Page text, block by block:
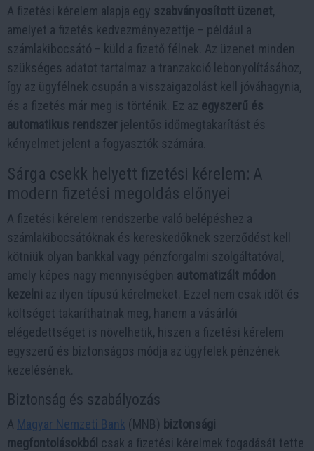
A fizetési kérelem alapja egy szabványosított üzenet,
amelyet a fizetés kedvezményezettje – például a
számlakibocsátó – küld a fizető félnek. Az üzenet minden
szükséges adatot tartalmaz a tranzakció lebonyolításához,
így az ügyfélnek csupán a visszaigazolást kell jóváhagynia,
és a fizetés már meg is történik. Ez az egyszerű és
automatikus rendszer jelentős időmegtakarítást és
kényelmet jelent a fogyasztók számára.
Sárga csekk helyett fizetési kérelem: A
modern fizetési megoldás előnyei
A fizetési kérelem rendszerbe való belépéshez a
számlakibocsátóknak és kereskedőknek szerződést kell
kötniük olyan bankkal vagy pénzforgalmi szolgáltatóval,
amely képes nagy mennyiségben automatizált módon
kezelni az ilyen típusú kérelmeket. Ezzel nem csak időt és
költséget takaríthatnak meg, hanem a vásárlói
elégedettséget is növelhetik, hiszen a fizetési kérelem
egyszerű és biztonságos módja az ügyfelek pénzének
kezelésének.
Biztonság és szabályozás
A Magyar Nemzeti Bank (MNB) biztonsági
megfontolásokból csak a fizetési kérelmek fogadását tette